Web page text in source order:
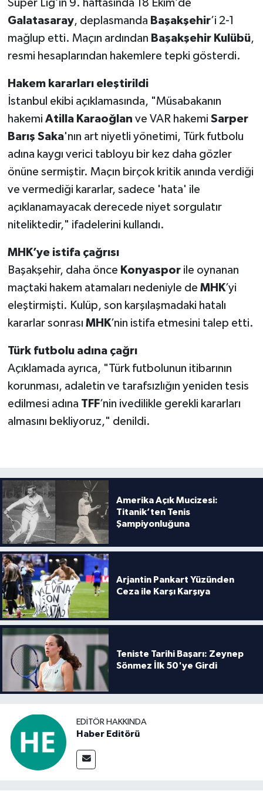
Süper Lig’in 9. haftasında 18 Ekim’de
Galatasaray, deplasmanda Başakşehir’i 2-1
mağlup etti. Maçın ardından Başakşehir Kulübü,
resmi hesaplarından hakemlere tepki gösterdi.
Hakem kararları eleştirildi
İstanbul ekibi açıklamasında, "Müsabakanın
hakemi Atilla Karaoğlan ve VAR hakemi Sarper
Barış Saka'nın art niyetli yönetimi, Türk futbolu
adına kaygı verici tabloyu bir kez daha gözler
önüne sermiştir. Maçın birçok kritik anında verdiği
ve vermediği kararlar, sadece 'hata' ile
açıklanamayacak derecede niyet sorgulatır
niteliktedir," ifadelerini kullandı.
MHK’ye istifa çağrısı
Başakşehir, daha önce Konyasporile oynanan
maçtaki hakem atamaları nedeniyle de MHK’yi
eleştirmişti. Kulüp, son karşılaşmadaki hatalı
kararlar sonrası MHK’nin istifa etmesini talep etti.
Türk futbolu adına çağrı
Açıklamada ayrıca, "Türk futbolunun itibarının
korunması, adaletin ve tarafsızlığın yeniden tesis
edilmesi adına TFF’nin ivedilikle gerekli kararları
almasını bekliyoruz," denildi.
Amerika Açık Mucizesi:
Titanik’ten Tenis
Şampiyonluğuna
Arjantin Pankart Yüzünden
Ceza ile Karşı Karşıya
Teniste Tarihi Başarı: Zeynep
Sönmez İlk 50'ye Girdi
EDITÖR HAKKINDA
Haber Editörü
Türkiye Basketbol Ligi
Kadınlar Basketbol Ligi
Diğer Basketbol Ligleri
Formula 1
Atletizm
Hentbol
At Yarışı
Boks
Halter
Motor Sporları
Su Sporları
Diğer Spor Dalları